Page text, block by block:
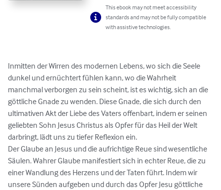
This ebook may not meet accessibility
standards and may not be fully compatible
with assistive technologies.
Inmitten der Wirren des modernen Lebens, wo sich die Seele
dunkel und ernüchtert fühlen kann, wo die Wahrheit
manchmal verborgen zu sein scheint, ist es wichtig, sich an die
göttliche Gnade zu wenden. Diese Gnade, die sich durch den
ultimativen Akt der Liebe des Vaters offenbart, indem er seinen
geliebten Sohn Jesus Christus als Opfer für das Heil der Welt
darbringt, lädt uns zu tiefer Reflexion ein.
Der Glaube an Jesus und die aufrichtige Reue sind wesentliche
Säulen. Wahrer Glaube manifestiert sich in echter Reue, die zu
einer Wandlung des Herzens und der Taten führt. Indem wir
unsere Sünden aufgeben und durch das Opfer Jesu göttliche